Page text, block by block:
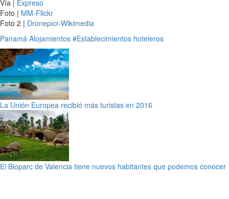
Vía | Expreso
Foto | MM-Flickr
Foto 2 | Dronepicr-Wikimedia
Panamá Alojamientos #Establecimientos hoteleros
La Unión Europea recibió más turistas en 2016
El Bioparc de Valencia tiene nuevos habitantes que podemos conocer